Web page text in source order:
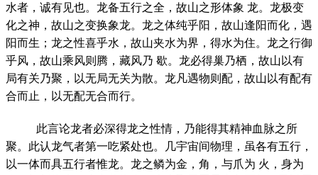
水者，诚有见也。龙备五行之全，故山之形体象 龙。龙极变
化之神，故山之变换象龙。龙之体纯乎阳，故山逢阳而化，遇
阳而生；龙之性喜乎水，故山夹水为界，得水为住。龙之行御
乎风，故山乘风则腾，藏风乃 歇。龙必得巢乃栖，故山以有
局有关乃聚，以无局无关为散。龙凡遇物则配，故山以有配有
合而止，以无配无合而行。
此言论龙者必深得龙之性情，乃能得其精神血脉之所
聚。此认龙气者第一吃紧处也。几宇宙间物理，虽各有五行，
以一体而具五行者惟龙。龙之鳞为金，角，与爪为 火，身为